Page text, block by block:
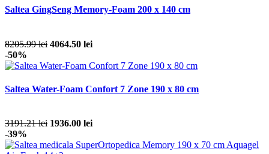
Saltea GingSeng Memory-Foam 200 x 140 cm
8205.99 lei 4064.50 lei
-50%
Saltea Water-Foam Confort 7 Zone 190 x 80 cm
3191.21 lei 1936.00 lei
-39%